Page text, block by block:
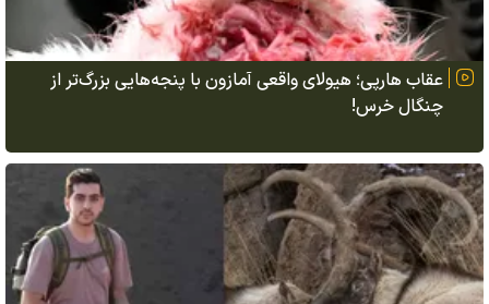
عقاب هارپی؛ هیولای واقعی آمازون با پنجه‌هایی بزرگ‌تر از
چنگال خرس!